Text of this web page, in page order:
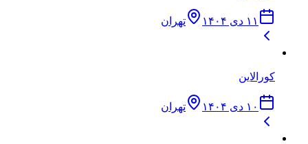
۱۱ دی ۱۴۰۴ تهران
کورالاین
۱۰ دی ۱۴۰۴ تهران